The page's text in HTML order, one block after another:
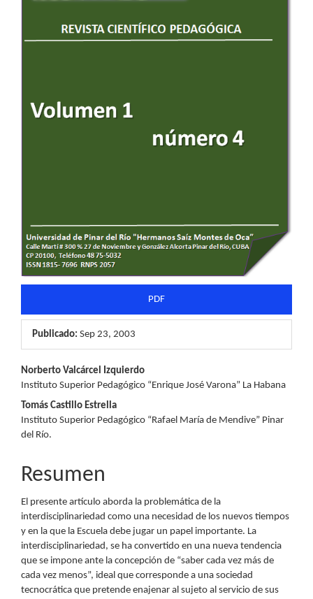
del
artículo
PDF
Publicado: Sep 23, 2003
Contenido
principal
del
Norberto Valcárcel Izquierdo
Instituto Superior Pedagógico “Enrique José Varona” La Habana
Tomás Castillo Estrella
Instituto Superior Pedagógico “Rafael María de Mendive” Pinar
del Río.
Resumen
El presente artículo aborda la problemática de la
interdisciplinariedad como una necesidad de los nuevos tiempos
y en la que la Escuela debe jugar un papel importante. La
interdisciplinariedad, se ha convertido en una nueva tendencia
que se impone ante la concepción de “saber cada vez más de
cada vez menos”, ideal que corresponde a una sociedad
tecnocrática que pretende enajenar al sujeto al servicio de sus